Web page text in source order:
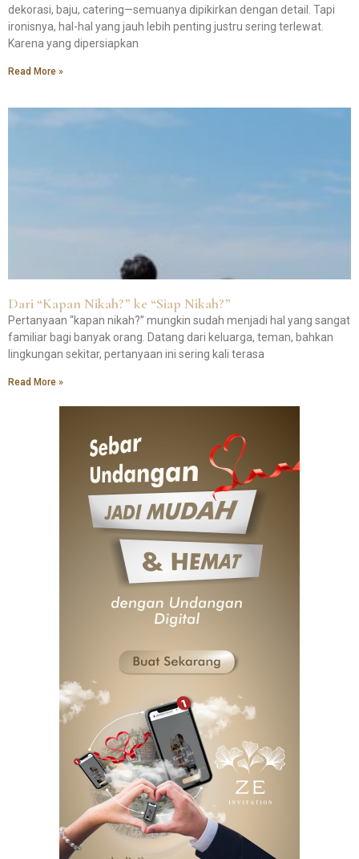
dekorasi, baju, catering—semuanya dipikirkan dengan detail. Tapi
ironisnya, hal-hal yang jauh lebih penting justru sering terlewat.
Karena yang dipersiapkan
Read More »
Dari “Kapan Nikah?” ke “Siap Nikah?”
Pertanyaan “kapan nikah?” mungkin sudah menjadi hal yang sangat
familiar bagi banyak orang. Datang dari keluarga, teman, bahkan
lingkungan sekitar, pertanyaan ini sering kali terasa
Read More »